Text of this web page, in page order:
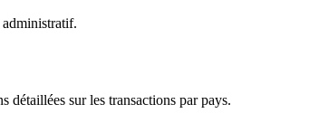
détaillées sur les transactions par pays.